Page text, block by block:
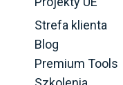
Strefa klienta
Blog
Premium Tools